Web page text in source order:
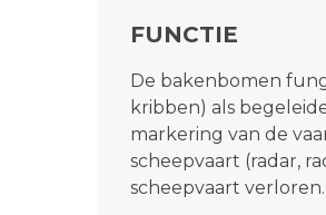
FUNCTIE
De bakenbomen
kribben) als
markering van de
scheepvaart (radar,
scheepvaart verloren.